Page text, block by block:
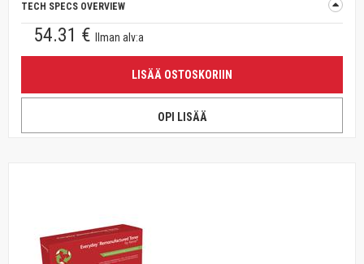
TECH SPECS OVERVIEW
54.31 € Ilman alv:a
LISÄÄ OSTOSKORIIN
OPI LISÄÄ